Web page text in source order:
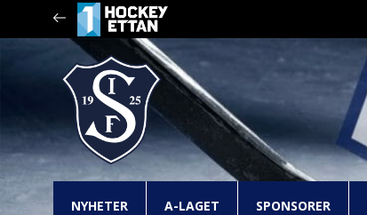
NYHETER A-LAGET SPONSORER